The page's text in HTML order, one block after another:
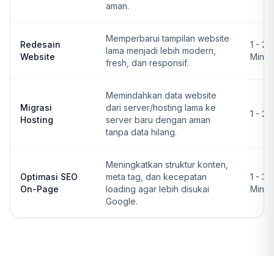
aman.
Redesain
Website
Memperbarui tampilan website
lama menjadi lebih modern,
fresh, dan responsif.
1 - 2
Migrasi
Hosting
Memindahkan data website
dari server/hosting lama ke
server baru dengan aman
tanpa data hilang.
1 - 2
Optimasi SEO
On-Page
Meningkatkan struktur konten,
meta tag, dan kecepatan
loading agar lebih disukai
Google.
1 - 3